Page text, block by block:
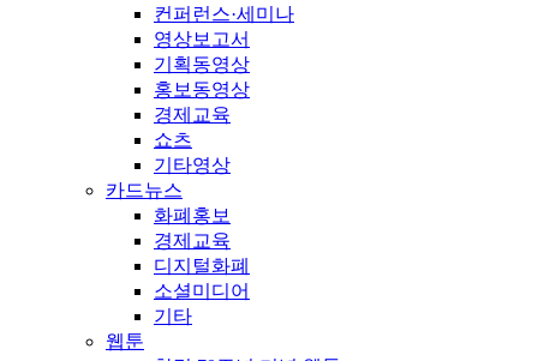
컨퍼런스·세미나
영상보고서
기획동영상
홍보동영상
경제교육
쇼츠
기타영상
카드뉴스
화폐홍보
경제교육
디지털화폐
소셜미디어
기타
웹툰